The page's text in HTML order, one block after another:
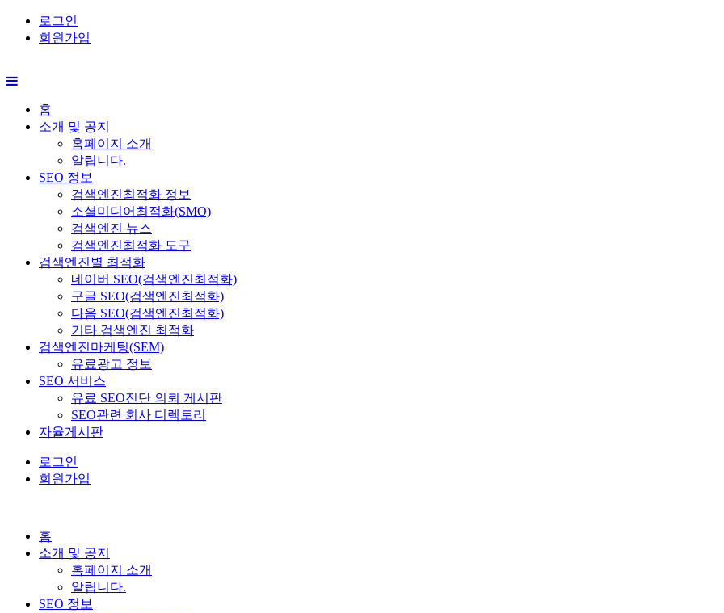
로그인
회원가입
홈
소개 및 공지
홈페이지 소개
알립니다.
SEO 정보
검색엔진최적화 정보
소셜미디어최적화(SMO)
검색엔진 뉴스
검색엔진최적화 도구
검색엔진별 최적화
네이버 SEO(검색엔진최적화)
구글 SEO(검색엔진최적화)
다음 SEO(검색엔진최적화)
기타 검색엔진 최적화
검색엔진마케팅(SEM)
유료광고 정보
SEO 서비스
유료 SEO진단 의뢰 게시판
SEO관련 회사 디렉토리
자율게시판
로그인
회원가입
홈
소개 및 공지
홈페이지 소개
알립니다.
SEO 정보